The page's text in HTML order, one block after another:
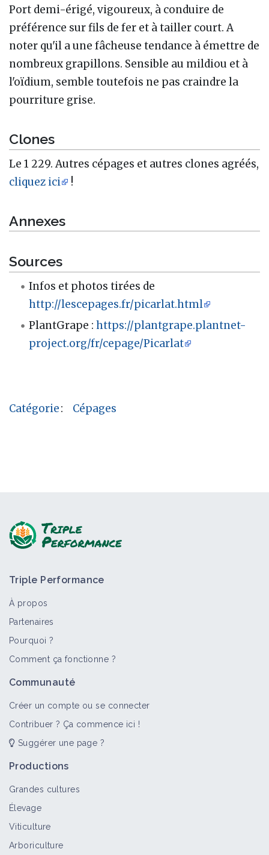
Port demi-érigé, vigoureux, à conduire de
préférence sur fils de fer et à tailler court. A
noter qu'il a une fâcheuse tendance à émettre de
nombreux grapillons. Sensible au mildiou et à
l'oïdium, semble toutefois ne pas craindre la
pourriture grise.
Clones
Le 1 229. Autres cépages et autres clones agréés,
cliquez ici
!
Annexes
Sources
Infos et photos tirées de
http://lescepages.fr/picarlat.html
PlantGrape :https://plantgrape.plantnet-
project.org/fr/cepage/Picarlat
Catégorie: Cépages
Triple Performance
À propos
Partenaires
Pourquoi ?
Comment ça fonctionne ?
Communauté
Créer un compte ou se connecter
Contribuer ? Ça commence ici !
Suggérer une page ?
Productions
Grandes cultures
Élevage
Viticulture
Arboriculture